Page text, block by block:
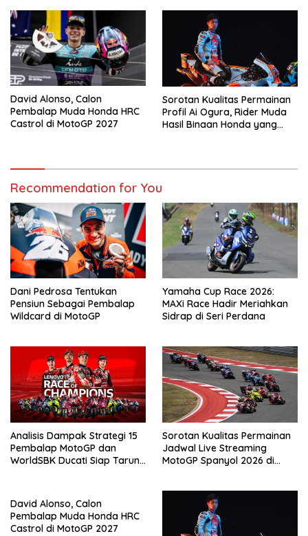
David Alonso, Calon
Pembalap Muda Honda HRC
Castrol di MotoGP 2027
Sorotan Kualitas Permainan
Profil Ai Ogura, Rider Muda
Hasil Binaan Honda yang
Recommendation for You
Dani Pedrosa Tentukan
Pensiun Sebagai Pembalap
Wildcard di MotoGP
Yamaha Cup Race 2026:
MAXi Race Hadir Meriahkan
Sidrap di Seri Perdana
Analisis Dampak Strategi 15
Pembalap MotoGP dan
WorldSBK Ducati Siap Tarung
Sorotan Kualitas Permainan
Jadwal Live Streaming
MotoGP Spanyol 2026 di
David Alonso, Calon
Pembalap Muda Honda HRC
Castrol di MotoGP 2027